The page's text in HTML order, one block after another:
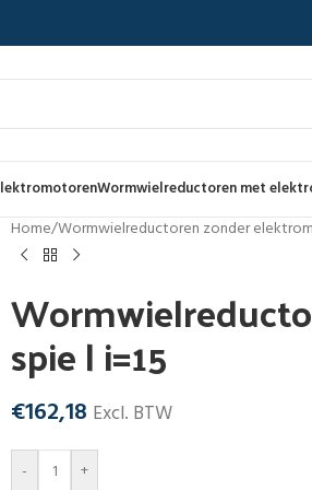
Wormwielreductoren met
Home/Wormwielreductoren zonder
spie | i=15
€162,18 Excl. BTW
- +